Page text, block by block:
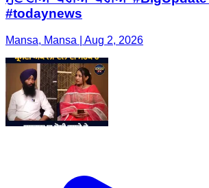
#todaynews
Mansa, Mansa | Aug 2, 2026